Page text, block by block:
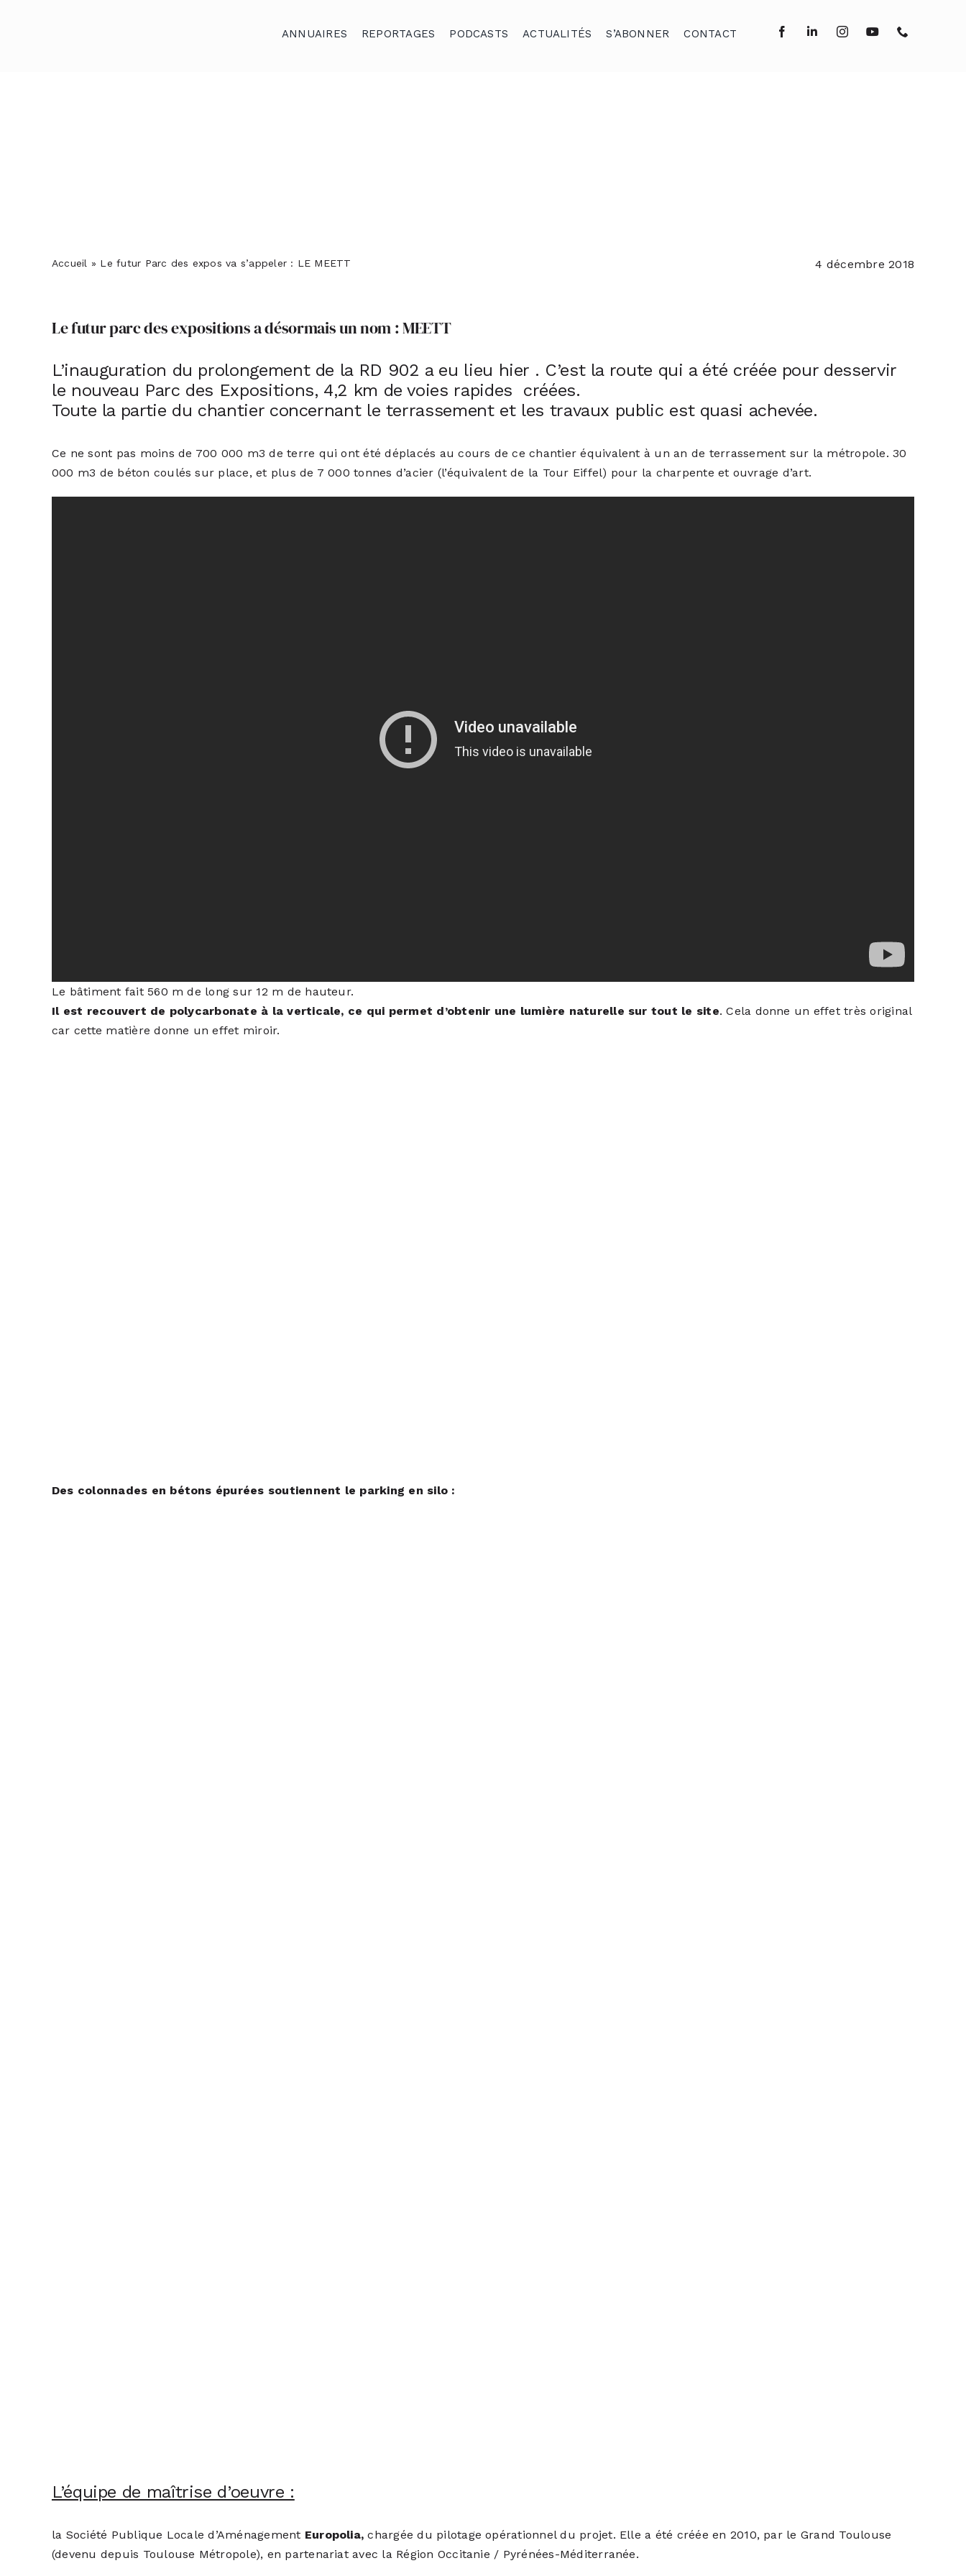
ANNUAIRES REPORTAGES PODCASTS ACTUALITÉS S’ABONNER CONTACT
Accueil » Le futur Parc des expos va s’appeler : LE MEETT 4 décembre 2018
Le futur parc des expositions a désormais un nom :MEETT
L’inauguration du prolongement de la RD 902 a eu lieu hier . C’est la route qui a été créée pour desservir
le nouveau Parc des Expositions, 4,2 km de voies rapides créées.
Toute la partie du chantier concernant le terrassement et les travaux public est quasi achevée.
Ce ne sont pas moins de 700 000 m3 de terre qui ont été déplacés au cours de ce chantier équivalent à un an de terrassement sur la métropole. 30
000 m3 de béton coulés sur place, et plus de 7 000 tonnes d’acier (l’équivalent de la Tour Eiffel) pour la charpente et ouvrage d’art.
Le bâtiment fait 560 m de long sur 12 m de hauteur.
Il est recouvert de polycarbonate à la verticale, ce qui permet d’obtenir une lumière naturelle sur tout le site. Cela donne un effet très original
car cette matière donne un effet miroir.
Des colonnades en bétons épurées soutiennent le parking en silo :
L’équipe de maîtrise d’oeuvre :
la Société Publique Locale d’Aménagement Europolia, chargée du pilotage opérationnel du projet. Elle a été créée en 2010, par le Grand Toulouse
(devenu depuis Toulouse Métropole), en partenariat avec la Région Occitanie / Pyrénées-Méditerranée.
Contact